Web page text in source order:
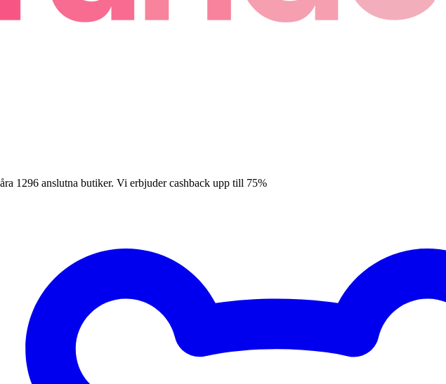
1296 anslutna butiker. Vi erbjuder cashback upp till 75%